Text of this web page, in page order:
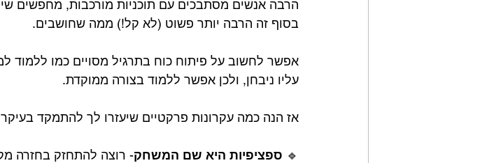
הרבה אנשים מסתבכים עם תוכניות מורכבות, מחפשים
בסוף זה הרבה יותר פשוט (לא קל!) ממה שחושבים.
אפשר לחשוב על פיתוח כוח בתרגיל מסויים כמו ללמוד
עליו ניבחן, ולכן אפשר ללמוד בצורה ממוקדת.
אז הנה כמה עקרונות פרקטיים שיעזרו לך להתמקד
🔹 ספציפיות היא שם המשחק- רוצה להתחזק בחזרה